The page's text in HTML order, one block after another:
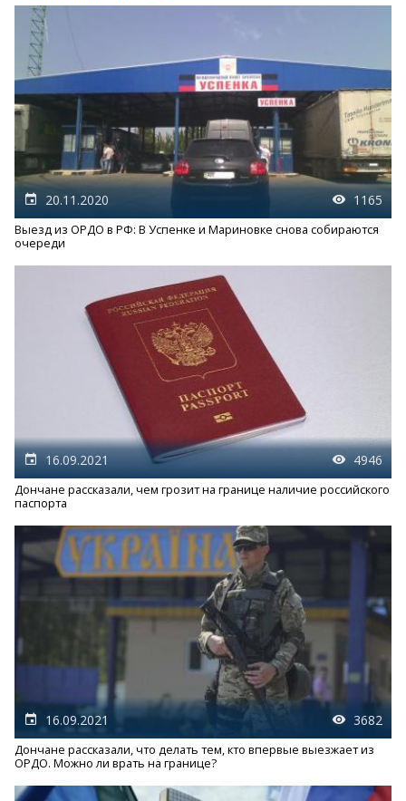
20.11.2020 1165
Выезд из ОРДО в РФ: В Успенке и Мариновке снова собираются
очереди
16.09.2021 4946
Дончане рассказали, чем грозит на границе наличие российского
паспорта
16.09.2021 3682
Дончане рассказали, что делать тем, кто впервые выезжает из
ОРДО. Можно ли врать на границе?